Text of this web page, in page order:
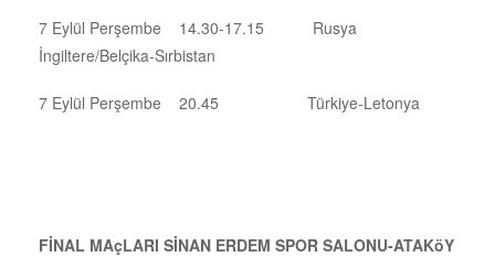
7 Eylül Perşembe 14.30-17.15 Rusya
İngiltere/Belçika-Sırbistan
7 Eylül Perşembe 20.45 Türkiye-Letonya
FİNAL MAçLARI SİNAN ERDEM SPOR SALONU-ATAKöY